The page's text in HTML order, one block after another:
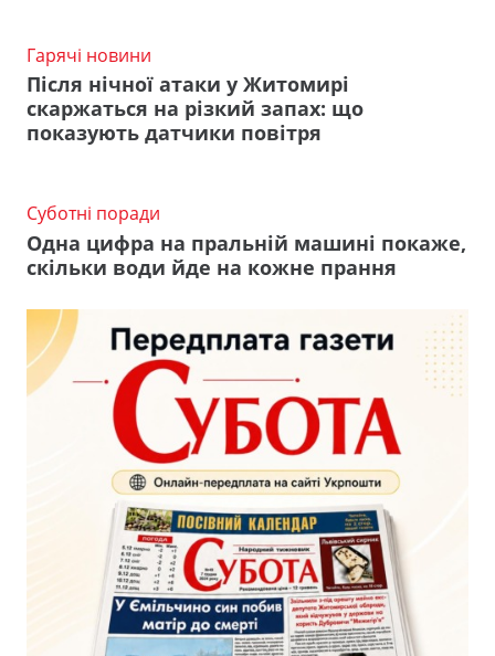
Гарячі новини
Після нічної атаки у Житомирі
скаржаться на різкий запах: що
показують датчики повітря
Суботні поради
Одна цифра на пральній машині покаже,
скільки води йде на кожне прання